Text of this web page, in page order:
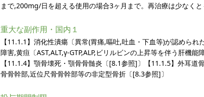
まで,200mg/日を超える使用の場合3ヶ月まで。再治療は少なくと
重大な副作用・国内１
【11.1.1】消化性潰瘍〔異常(胃痛,嘔吐,吐血・下血等)が認めら
障害,黄疸〔AST,ALT,γ-GTP,ALP,ビリルビンの上昇等を伴う肝機
【11.1.4】顎骨壊死・顎骨骨髄炎〔[8.1参照]〕【11.1.5】外耳
骨骨幹部,近位尺骨骨幹部等の非定型骨折〔[8.3参照]〕